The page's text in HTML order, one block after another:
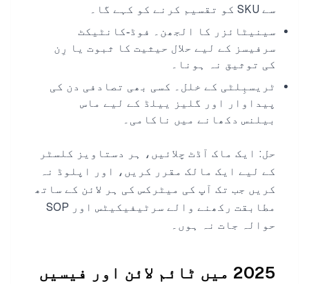
سے SKU کو تقسیم کرنے کو کہے گا۔
سینیٹائزر کا الجھن۔ فوڈ‑کانٹیکٹ
سرفیسز کے لیے حلال حیثیت کا ثبوت یا رِن
کی توثیق نہ ہونا۔
ٹریسبِلٹی کے خلل۔ کسی بھی تصادفی دن کی
پیداوار اور گلیز ییلڈ کے لیے ماس
بیلنس دکھانے میں ناکامی۔
حل: ایک ماک آڈٹ چلائیں، ہر دستاویز کلسٹر
کے لیے ایک مالک مقرر کریں، اور اپلوڈ نہ
کریں جب تک آپ کی میٹرکس کی ہر لائن کے ساتھ
مطابقت رکھنے والے سرٹیفیکیٹس اور SOP
حوالہ جات نہ ہوں۔
2025 میں ٹائم لائن اور فیسیں